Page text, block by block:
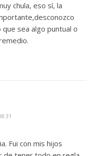
chula, eso sí, la
sea algo puntual o
Fui con mis hijos